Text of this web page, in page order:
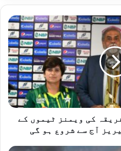
کی ویمنز ٹیموں کے
آج سے شروع ہو گی